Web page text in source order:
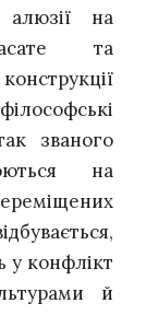
на
та
званого
на
у конфлікт
й